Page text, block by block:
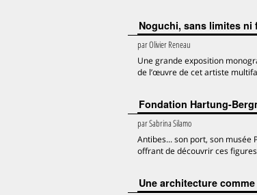
Noguchi, sans limites ni
parOlivier Reneau
Une grande exposition
de l’œuvre de cet artiste
Fondation Hartung-
parSabrina Silamo
Antibes... son port, son musée
offrant de découvrir ces
Une architecture